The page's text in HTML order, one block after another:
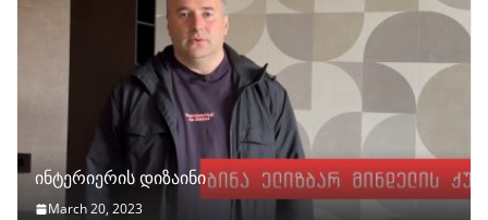
ინტერიერის დიზაინი
March 20, 2023